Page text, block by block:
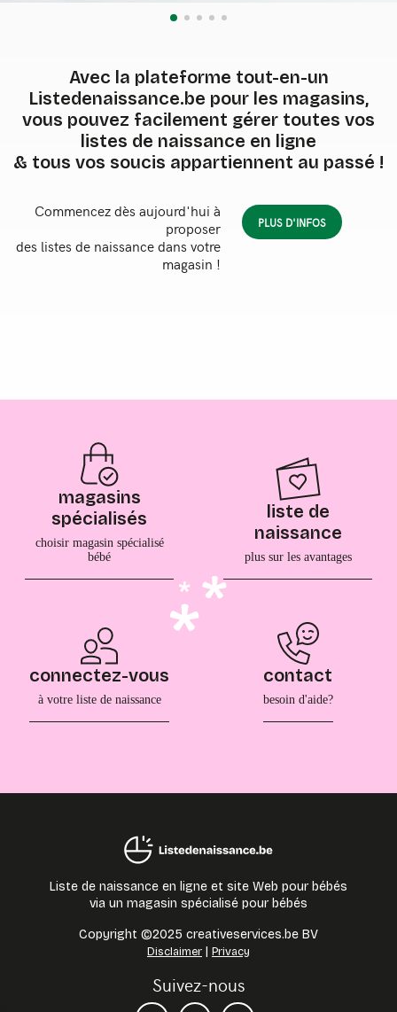
Avec la plateforme tout-en-un
Listedenaissance.be pour les magasins,
vous pouvez facilement gérer toutes vos
listes de naissance en ligne
& tous vos soucis appartiennent au passé !
Commencez dès aujourd'hui à
proposer
des listes de naissance dans votre
magasin !
PLUS D'INFOS
magasins
spécialisés
choisir magasin spécialisé
bébé
liste de
naissance
plus sur les avantages
connectez-vous
à votre liste de naissance
contact
besoin d'aide?
Liste de naissance en ligne et site Web pour bébés
via un magasin spécialisé pour bébés
Copyright ©2025 creativeservices.be BV
Disclaimer | Privacy
Suivez-nous